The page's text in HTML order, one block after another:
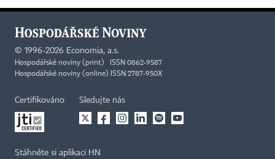
© 1996-2026 Economia, a.s.
Hospodářské noviny (print) ISSN 0862-9587
Hospodářské noviny (online) ISSN 2787-950X
Certifikováno Sledujte nás
Stáhněte si aplikaci HN